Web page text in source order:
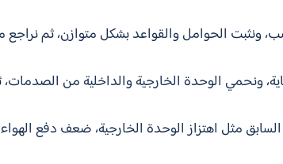
ونثبت الحوامل والقواعد بشكل متوازن، ثم
ونحمي الوحدة الخارجية والداخلية من الصدمات،
مثل اهتزاز الوحدة الخارجية، ضعف دفع